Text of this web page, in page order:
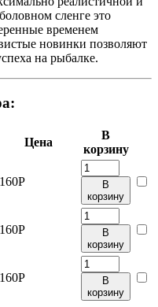
сленге это
временем
новинки позволяют
на рыбалке.
Цена
В
корзину
160Р
В
корзину
160Р
В
корзину
160Р
В
корзину